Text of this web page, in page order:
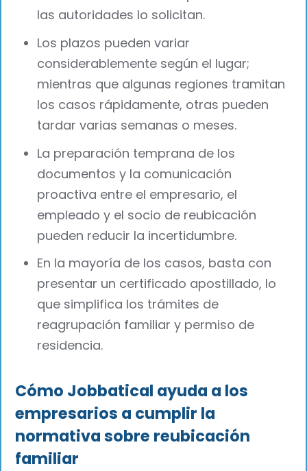
las autoridades lo solicitan.
Los plazos pueden variar
considerablemente según el lugar;
mientras que algunas regiones tramitan
los casos rápidamente, otras pueden
tardar varias semanas o meses.
La preparación temprana de los
documentos y la comunicación
proactiva entre el empresario, el
empleado y el socio de reubicación
pueden reducir la incertidumbre.
En la mayoría de los casos, basta con
presentar un certificado apostillado, lo
que simplifica los trámites de
reagrupación familiar y permiso de
residencia.
Cómo Jobbatical ayuda a los
empresarios a cumplir la
normativa sobre reubicación
familiar